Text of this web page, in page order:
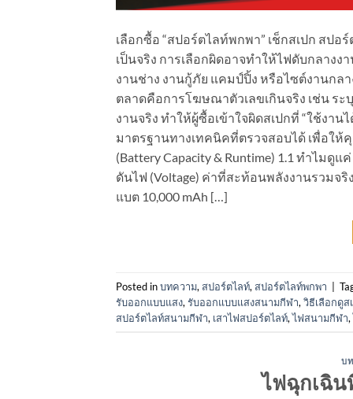
เลือกซื้อ “สปอร์ตไลท์พกพา” เช็กสเปก สป
เป็นจริง การเลือกผิดอาจทำให้ไฟดับกลางง
งานช่าง งานกู้ภัย แคมป์ปิ้ง หรือไซต์งานก
ตลาดคือการโฆษณาตัวเลขเกินจริง เช่น ร
งานจริง ทำให้ผู้ซื้อเข้าใจผิดสเปกที่ “ใช้งา
มาตรฐานทางเทคนิคที่ตรวจสอบได้ เพื่อให้
(Battery Capacity & Runtime) 1.1 ทำไมดู
ดันไฟ (Voltage) ค่าที่สะท้อนพลังงานรวมจริ
แบต 10,000 mAh […]
Posted inบทความ, สปอร์ตไลท์, สปอร์ตไลท์พกพา
รับออกแบบแสง, รับออกแบบแสงสนามกีฬา, วิธีเลือกดู
สปอร์ตไลท์สนามกีฬา, เสาไฟสปอร์ตไลท์,ไฟสนามกีฬา,
บ
ไฟฉุกเฉิน